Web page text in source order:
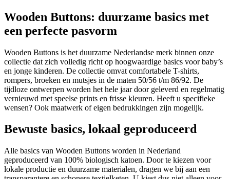
Wooden Buttons: duurzame basics met
een perfecte pasvorm
Wooden Buttons is het duurzame Nederlandse merk binnen onze
collectie dat zich volledig richt op hoogwaardige basics voor baby’s
en jonge kinderen. De collectie omvat comfortabele T-shirts,
rompers, broeken en mutsjes in de maten 50/56 t/m 86/92. De
tijdloze ontwerpen worden het hele jaar door geleverd en regelmatig
vernieuwd met speelse prints en frisse kleuren. Heeft u specifieke
wensen? Ook maatwerk of eigen bedrukkingen zijn mogelijk.
Bewuste basics, lokaal geproduceerd
Alle basics van Wooden Buttons worden in Nederland
geproduceerd van 100% biologisch katoen. Door te kiezen voor
lokale productie en duurzame materialen, dragen we bij aan een